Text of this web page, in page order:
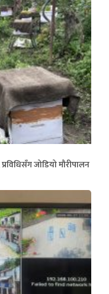
जोडियो मौरीपालन